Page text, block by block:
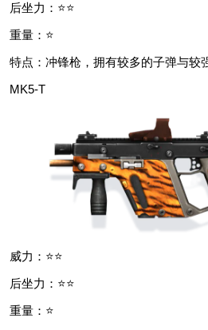
后坐力：⭐⭐
重量：⭐
特点：冲锋枪，拥有较多的子弹与较
MK5-T
威力：⭐⭐
后坐力：⭐⭐
重量：⭐